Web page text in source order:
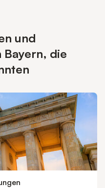
und
die